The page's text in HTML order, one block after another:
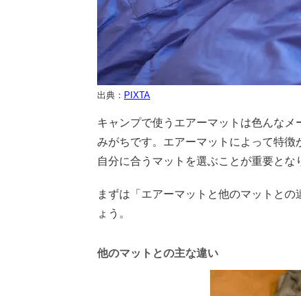
出典： PIXTA
キャンプで使うエアーマットは色んな
みがちです。エアーマットによって特徴
自分に合うマットを選ぶことが重要とな
まずは「エアーマットと他のマットと
ょう。
他のマットとの主な違い